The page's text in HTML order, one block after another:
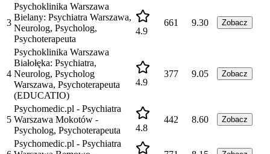
3
Psychoklinika Warszawa
Bielany: Psychiatra Warszawa,
Neurolog, Psycholog,
Psychoterapeuta
4.9
661 9.30 Zobacz
4
Psychoklinika Warszawa
Białołęka: Psychiatra,
Neurolog, Psycholog
Warszawa, Psychoterapeuta
(EDUCATIO)
4.9
377 9.05 Zobacz
5
Psychomedic.pl - Psychiatra
Warszawa Mokotów -
Psycholog, Psychoterapeuta
4.8
442 8.60 Zobacz
Psychomedic.pl - Psychiatra